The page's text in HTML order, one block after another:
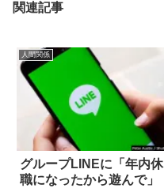
関連記事
人間関係
グループLINEに「年内休
職になったから遊んで」